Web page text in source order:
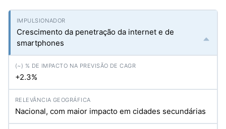
Crescimento da penetração da internet e de
smartphones
+2.3%
Nacional, com maior impacto em cidades secundárias